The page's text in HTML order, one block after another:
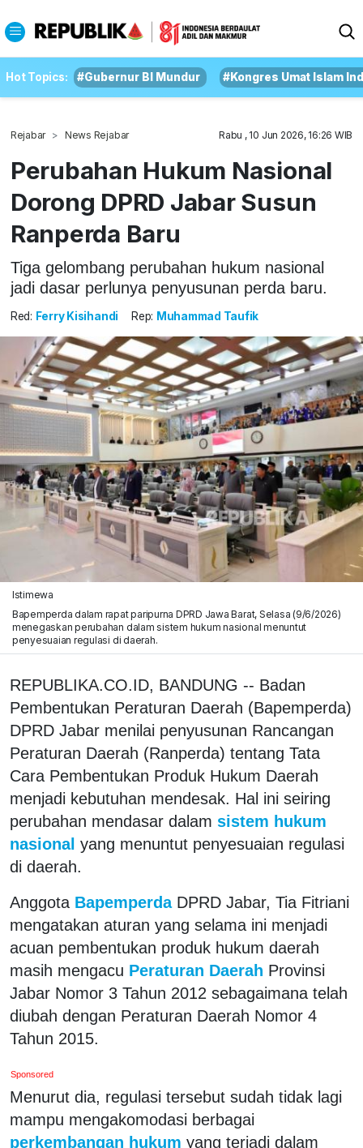
Hot Topics: #Gubernur BI Mundur #Kongres Umat Islam
Rejabar News Rejabar Rabu , 10 Jun 2026, 16:26 WIB
Perubahan Hukum Nasional
Dorong DPRD Jabar Susun
Ranperda Baru
Tiga gelombang perubahan hukum nasional
jadi dasar perlunya penyusunan perda baru.
Red: Ferry Kisihandi Rep: Muhammad Taufik
Istimewa
Bapemperda dalam rapat paripurna DPRD Jawa Barat, Selasa (9/6/2026)
menegaskan perubahan dalam sistem hukum nasional menuntut
penyesuaian regulasi di daerah.
REPUBLIKA.CO.ID, BANDUNG -- Badan
Pembentukan Peraturan Daerah (Bapemperda)
DPRD Jabar menilai penyusunan Rancangan
Peraturan Daerah (Ranperda) tentang Tata
Cara Pembentukan Produk Hukum Daerah
menjadi kebutuhan mendesak. Hal ini seiring
perubahan mendasar dalam sistem hukum
nasional yang menuntut penyesuaian regulasi
di daerah.
Anggota Bapemperda DPRD Jabar, Tia Fitriani
mengatakan aturan yang selama ini menjadi
acuan pembentukan produk hukum daerah
masih mengacu Peraturan Daerah Provinsi
Jabar Nomor 3 Tahun 2012 sebagaimana telah
diubah dengan Peraturan Daerah Nomor 4
Tahun 2015.
Sponsored
Menurut dia, regulasi tersebut sudah tidak lagi
mampu mengakomodasi berbagai
perkembangan hukum yang terjadi dalam